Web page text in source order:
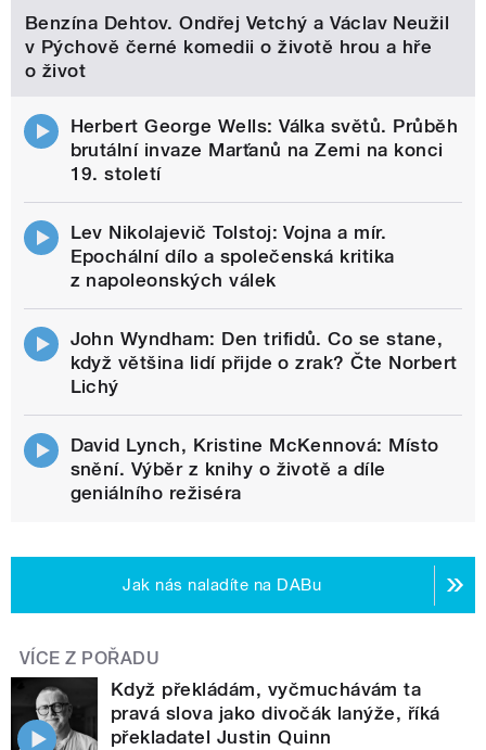
Benzína Dehtov. Ondřej Vetchý a Václav Neužil
v Pýchově černé komedii o životě hrou a hře
o život
Herbert George Wells: Válka světů. Průběh
brutální invaze Marťanů na Zemi na konci
19. století
Lev Nikolajevič Tolstoj: Vojna a mír.
Epochální dílo a společenská kritika
z napoleonských válek
John Wyndham: Den trifidů. Co se stane,
když většina lidí přijde o zrak? Čte Norbert
Lichý
David Lynch, Kristine McKennová: Místo
snění. Výběr z knihy o životě a díle
geniálního režiséra
Jak nás naladíte na DABu
VÍCE Z POŘADU
Když překládám, vyčmuchávám ta
pravá slova jako divočák lanýže, říká
překladatel Justin Quinn